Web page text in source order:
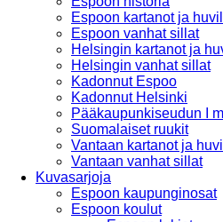
Espoon kartanot ja
Espoon vanhat sillat
Helsingin kartanot ja
Helsingin vanhat sillat
Kadonnut Espoo
Kadonnut Helsinki
Pääkaupunkiseudun I
Suomalaiset ruukit
Vantaan kartanot ja
Vantaan vanhat sillat
Kuvasarjoja
Espoon kaupunginosat
Espoon koulut